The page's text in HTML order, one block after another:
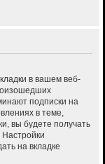
в вашем веб-
подписки на
в теме,
вы будете получать
на вкладке